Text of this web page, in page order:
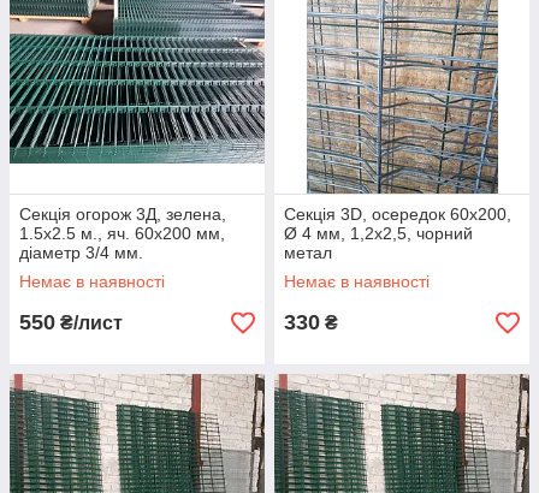
Секція огорож 3Д, зелена,
1.5х2.5 м., яч. 60х200 мм,
діаметр 3/4 мм.
Немає в наявності
550 ₴/лист
Секція 3D, осередок 60х200,
Ø 4 мм, 1,2x2,5, чорний
метал
Немає в наявності
330 ₴